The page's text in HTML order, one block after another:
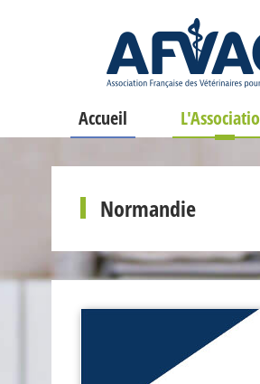
Accueil
Normandie